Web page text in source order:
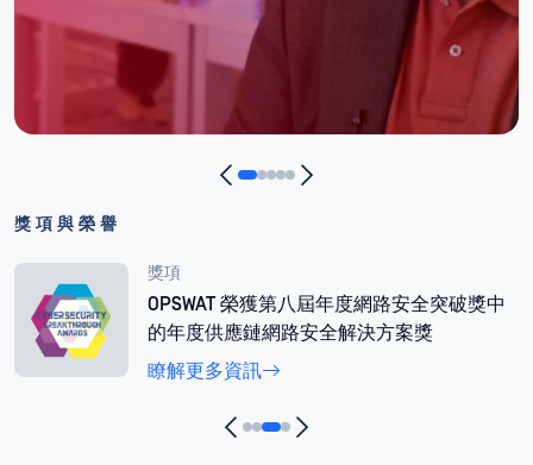
獎項與榮譽
獎項
OPSWAT 於 2024 年網路安全卓越獎三個類別
都榮獲獎項
瞭解更多資訊